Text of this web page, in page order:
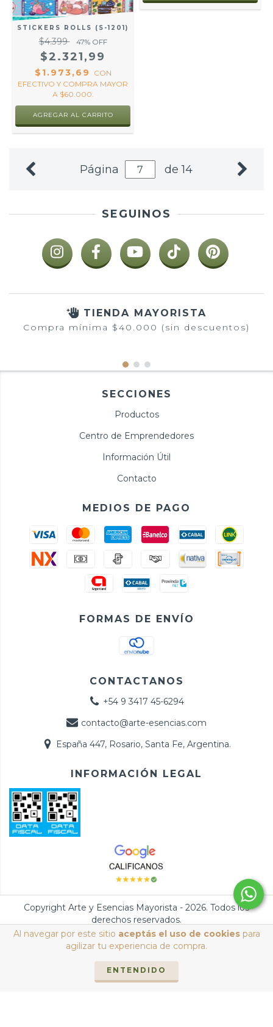
Al navegar por este sitio aceptás el uso de cookiespara
agilizar tu experiencia de compra.
ENTENDIDO
STICKERS ROLLS (S-1201)
$4.399 47% OFF
$2.321,99
$1.973,69
CON
EFECTIVO Y COMPRA MAYOR
A $60.000.
Página de 14
SEGUINOS
TIENDA MAYORISTA
Compra mínima $40.000 (sin descuentos)
SECCIONES
Productos
Centro de Emprendedores
Información Útil
Contacto
MEDIOS DE PAGO
FORMAS DE ENVÍO
CONTACTANOS
+54 9 3417 45-6294
contacto@arte-esencias.com
España 447, Rosario, Santa Fe, Argentina.
INFORMACIÓN LEGAL
Copyright Arte y Esencias Mayorista - 2026. Todos los
derechos reservados.
Defensa de las y los consumidores. Para reclamos ingresá acá.
Botón de arrepentimiento